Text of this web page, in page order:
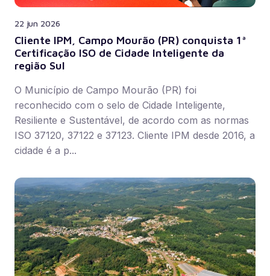
22 jun 2026
Cliente IPM, Campo Mourão (PR) conquista 1ª
Certificação ISO de Cidade Inteligente da
região Sul
O Município de Campo Mourão (PR) foi
reconhecido com o selo de Cidade Inteligente,
Resiliente e Sustentável, de acordo com as normas
ISO 37120, 37122 e 37123. Cliente IPM desde 2016, a
cidade é a p...